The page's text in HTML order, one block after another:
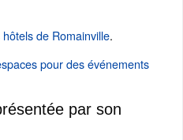
hôtels de Romainville.
pour des événements
par son